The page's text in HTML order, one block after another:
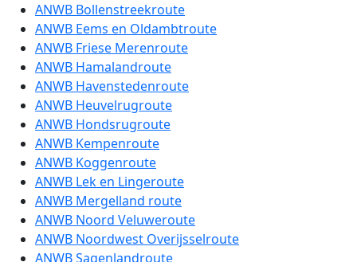
ANWB Bollenstreekroute
ANWB Eems en Oldambtroute
ANWB Friese Merenroute
ANWB Hamalandroute
ANWB Havenstedenroute
ANWB Heuvelrugroute
ANWB Hondsrugroute
ANWB Kempenroute
ANWB Koggenroute
ANWB Lek en Lingeroute
ANWB Mergelland route
ANWB Noord Veluweroute
ANWB Noordwest Overijsselroute
ANWB Sagenlandroute